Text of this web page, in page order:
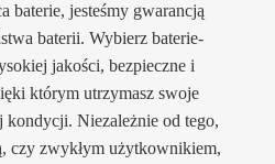
baterie, jesteśmy gwarancją
baterii. Wybierz baterie-
jakości, bezpieczne i
którym utrzymasz swoje
kondycji. Niezależnie od tego,
czy zwykłym użytkownikiem,